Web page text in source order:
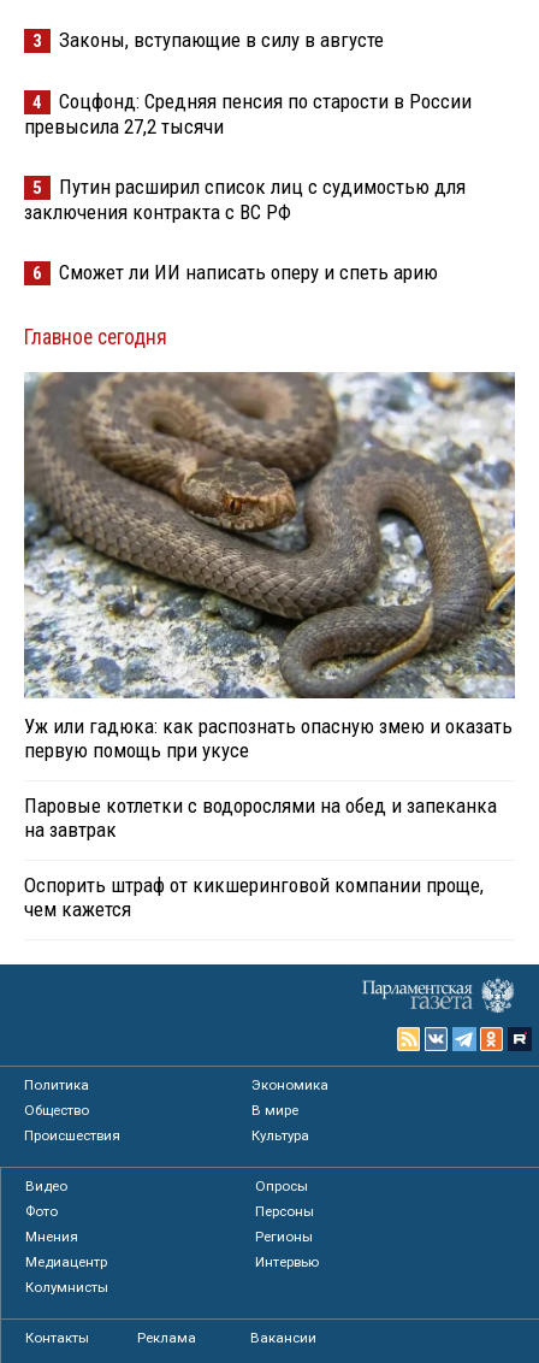
3 Законы, вступающие в силу в августе
4
Соцфонд: Средняя пенсия по старости в России
превысила 27,2 тысячи
5
Путин расширил список лиц с судимостью для
заключения контракта с ВС РФ
6 Сможет ли ИИ написать оперу и спеть арию
Главное сегодня
Уж или гадюка: как распознать опасную змею и оказать
первую помощь при укусе
Паровые котлетки с водорослями на обед и запеканка
на завтрак
Оспорить штраф от кикшеринговой компании проще,
чем кажется
Политика
Экономика
Общество
В мире
Происшествия
Культура
Видео
Опросы
Фото
Персоны
Мнения
Регионы
Медиацентр
Интервью
Колумнисты
Контакты Реклама Вакансии